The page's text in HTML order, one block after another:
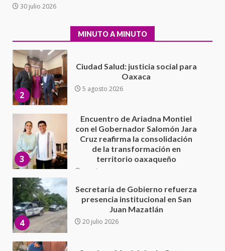
30 julio 2026
MINUTO A MINUTO
5 agosto 2026
3
con el Gobernador Salomón Jara
Cruz reafirma la consolidación
de la transformación en
4
Secretaría de Gobierno refuerza
presencia institucional en San
Juan Mazatlán
20 julio 2026
5
Sanciona Municipio de Oaxaca
de Juárez caso de maltrato
animal tras denuncia ciudadana
16 julio 2026